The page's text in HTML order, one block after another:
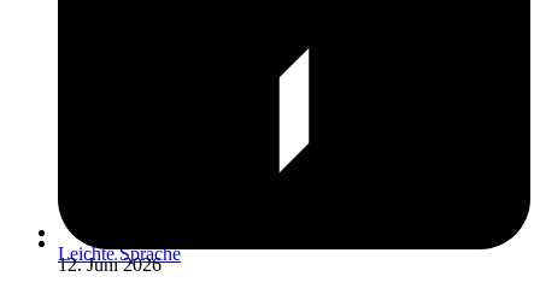
Leichte Sprache
12. Juni 2026